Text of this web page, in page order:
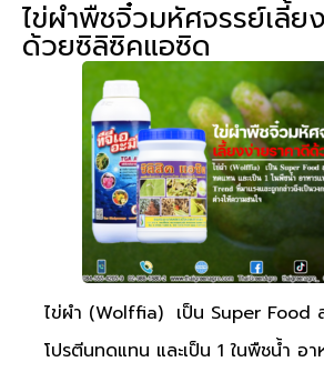
ไข่ผำพืชจิ๋วมหัศจรรย์เลี้ย
ด้วยซิลิซิคแอซิด
ไข่ผำ (Wolffia) เป็น Super Food
โปรตีนทดแทน และเป็น 1 ในพืชน้ำ อ